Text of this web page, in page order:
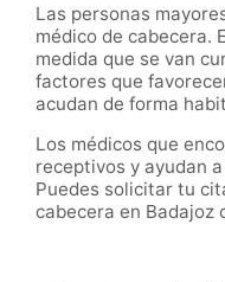
Las personas
médico de cabecera.
medida que se van
factores que
acudan de forma
Los médicos que
receptivos y ayudan
Puedes solicitar tu
cabecera en Badajoz